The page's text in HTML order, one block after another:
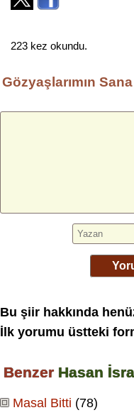
223 kez okundu.
Gözyaşlarımın
Bu şiir hakkında
İlk yorumu üstteki
Benzer Hasan İsra
Masal Bitti (78)